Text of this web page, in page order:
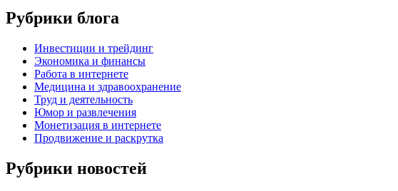
Рубрики блога
Инвестиции и трейдинг
Экономика и финансы
Работа в интернете
Медицина и здравоохранение
Труд и деятельность
Юмор и развлечения
Монетизация в интернете
Продвижение и раскрутка
Рубрики новостей